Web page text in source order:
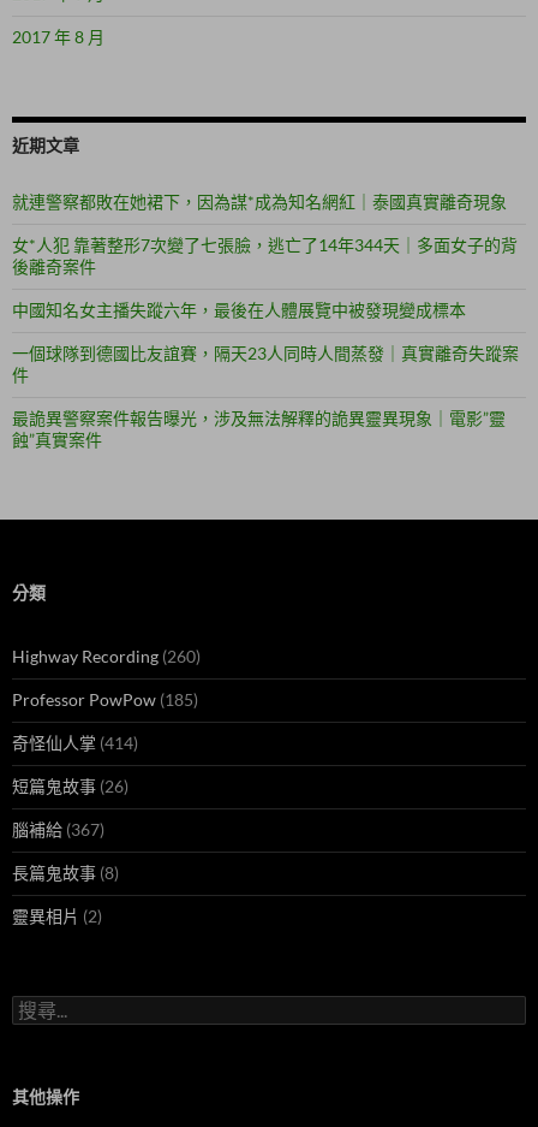
2017 年 8 月
近期文章
就連警察都敗在她裙下，因為謀*成為知名網紅｜泰國真實離奇現象
女*人犯 靠著整形7次變了七張臉，逃亡了14年344天｜多面女子的背
後離奇案件
中國知名女主播失蹤六年，最後在人體展覽中被發現變成標本
一個球隊到德國比友誼賽，隔天23人同時人間蒸發｜真實離奇失蹤案
件
最詭異警察案件報告曝光，涉及無法解釋的詭異靈異現象｜電影”靈
蝕”真實案件
分類
Highway Recording (260)
Professor PowPow (185)
奇怪仙人掌 (414)
短篇鬼故事 (26)
腦補給 (367)
長篇鬼故事 (8)
靈異相片 (2)
搜
尋
字:
其他操作